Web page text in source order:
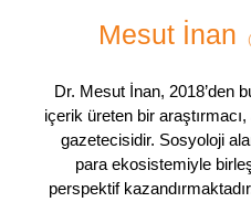
Mesut İnan (
Dr. Mesut İnan, 2018’den
içerik üreten bir
gazetecisidir. Sosyoloji
para ekosistemiyle
perspektif